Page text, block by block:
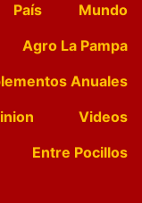
País
Mundo
Agro La Pampa
Anuales
Videos
Entre Pocillos